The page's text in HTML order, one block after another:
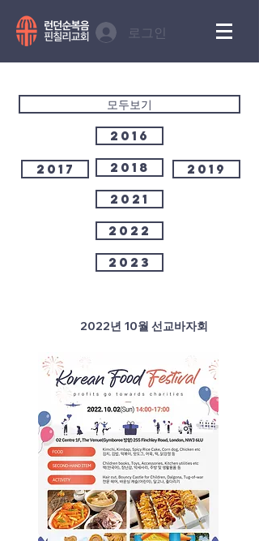
로그인
모두보기
2016
2017 2018
2019
2021
2022
2023
2022년 10월 선교바자회